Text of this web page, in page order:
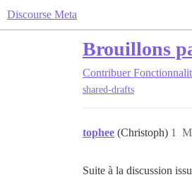
Discourse Meta
Brouillons
Contribuer
shared-drafts
tophee (Christoph) 1
Suite à la discussion